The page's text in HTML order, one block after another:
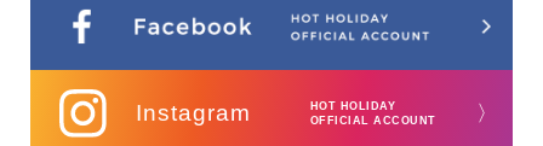
Instagram
HOT HOLIDAY
OFFICIAL ACCOUNT
〉